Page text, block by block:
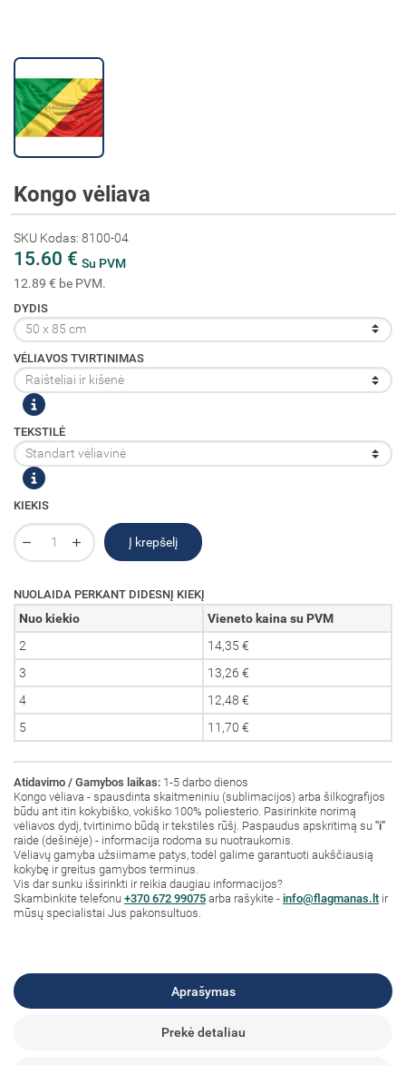
Kongo vėliava
SKU Kodas: 8100-04
15.60 € Su PVM
12.89 € be PVM.
DYDIS
VĖLIAVOS TVIRTINIMAS
TEKSTILĖ
KIEKIS
Į krepšelį
NUOLAIDA PERKANT DIDESNĮ KIEKĮ
Nuo kiekio
Vieneto kaina su PVM
2
14,35 €
3
13,26 €
4
12,48 €
5
11,70 €
Atidavimo / Gamybos laikas: 1-5 darbo dienos
Kongo vėliava - spausdinta skaitmeniniu (sublimacijos) arba šilkografijos
būdu ant itin kokybiško, vokiško 100% poliesterio. Pasirinkite norimą
vėliavos dydį, tvirtinimo būdą ir tekstilės rūšį. Paspaudus apskritimą su "i"
raide (dešinėje) - informacija rodoma su nuotraukomis.
Vėliavų gamyba užsiimame patys, todėl galime garantuoti aukščiausią
kokybę ir greitus gamybos terminus.
Vis dar sunku išsirinkti ir reikia daugiau informacijos?
Skambinkite telefonu +370 672 99075 arba rašykite - info@flagmanas.lt ir
mūsų specialistai Jus pakonsultuos.
Aprašymas
Prekė detaliau